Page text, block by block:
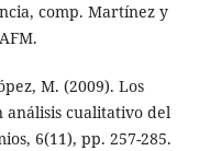
comp. Martínez y
M. (2009). Los
cualitativo del
6(11), pp. 257-285.